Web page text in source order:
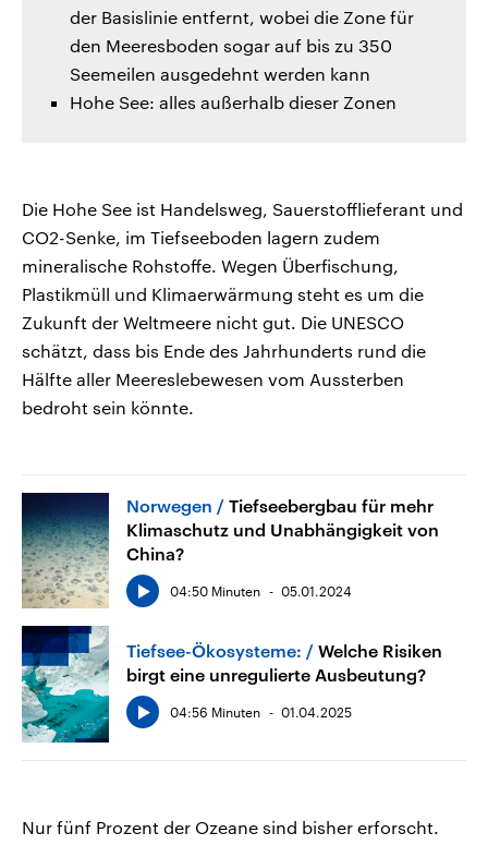
der Basislinie entfernt, wobei die Zone für
den Meeresboden sogar auf bis zu 350
Seemeilen ausgedehnt werden kann
Hohe See: alles außerhalb dieser Zonen
Die Hohe See ist Handelsweg, Sauerstofflieferant und
CO2-Senke, im Tiefseeboden lagern zudem
mineralische Rohstoffe. Wegen Überfischung,
Plastikmüll und Klimaerwärmung steht es um die
Zukunft der Weltmeere nicht gut. Die UNESCO
schätzt, dass bis Ende des Jahrhunderts rund die
Hälfte aller Meereslebewesen vom Aussterben
bedroht sein könnte.
Norwegen
Tiefseebergbau für mehr
Klimaschutz und Unabhängigkeit von
China?
04:50 Minuten 05.01.2024
Tiefsee-Ökosysteme:
Welche Risiken
birgt eine unregulierte Ausbeutung?
04:56 Minuten 01.04.2025
Nur fünf Prozent der Ozeane sind bisher erforscht.